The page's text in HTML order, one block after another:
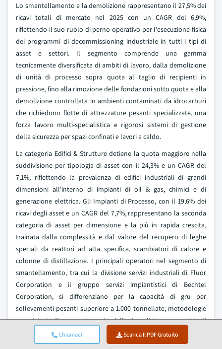
Chiamaci Scarica Il PDF Gratuito
Lo smantellamento e la demolizione rappresentano il 27,5% dei
ricavi totali di mercato nel 2025 con un CAGR del 6,9%,
riflettendo il suo ruolo di perno operativo per l'esecuzione fisica
dei programmi di decommissioning industriale in tutti i tipi di
asset e settori. Il segmento comprende una gamma
tecnicamente diversificata di ambiti di lavoro, dalla demolizione
di unità di processo sopra quota al taglio di recipienti in
pressione, fino alla rimozione delle fondazioni sotto quota e alla
demolizione controllata in ambienti contaminati da idrocarburi
che richiedono flotte di attrezzature pesanti specializzate, una
forza lavoro multi-specialistica e rigorosi sistemi di gestione
della sicurezza per spazi confinati e lavori a caldo.
La categoria Edifici & Strutture detiene la quota maggiore nella
suddivisione per tipologia di asset con il 24,3% e un CAGR del
7,1%, riflettendo la prevalenza di edifici industriali di grandi
dimensioni all'interno di impianti di oil & gas, chimici e di
generazione elettrica. Gli Impianti di Processo, con il 19,6% dei
ricavi degli asset e un CAGR del 7,7%, rappresentano la seconda
categoria di asset per dimensione e la più in rapida crescita,
trainata dalla complessità e dal valore del recupero di leghe
speciali da reattori ad alta specifica, scambiatori di calore e
colonne di distillazione. I principali operatori nel segmento di
smantellamento, tra cui la divisione servizi industriali di Fluor
Corporation e il gruppo servizi impiantistici di Bechtel
Corporation, si differenziano per la capacità di gru per
sollevamenti pesanti superiore a 1.000 tonnellate, metodologie
proprietarie di sequenziamento della demolizione per ambienti
a caldo e capacità integrate di gestione dei flussi di rifiuti
incorporate nella struttura contrattuale di smantellamento.